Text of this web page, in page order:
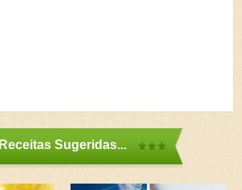
Receitas Sugeridas...